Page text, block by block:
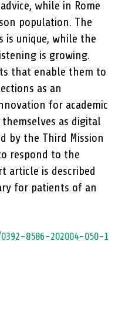
while in Rome
population. The
is unique, while the
is growing.
that enable them to
as an
for academic
as digital
by the Third Mission
respond to the
article is described
for patients of an
0392-8586-202004-050-1